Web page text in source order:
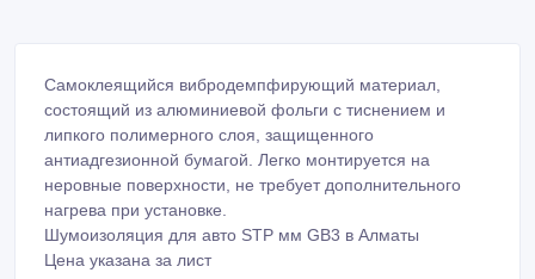
липкого полимерного слоя, защищенного
антиадгезионной бумагой. Легко монтируется на
неровные поверхности, не требует дополнительного
нагрева при установке.
Шумоизоляция для авто STP мм GB3 в Алматы
Цена указана за лист